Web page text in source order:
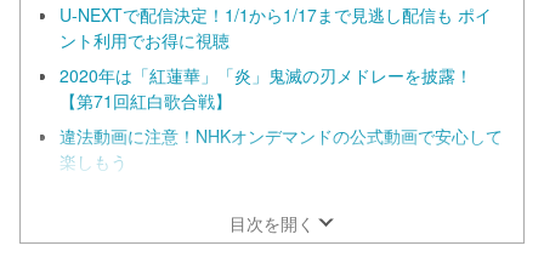
U-NEXTで配信決定！1/1から1/17まで見逃し配信も ポイ
ント利用でお得に視聴
2020年は「紅蓮華」「炎」鬼滅の刃メドレーを披露！
【第71回紅白歌合戦】
違法動画に注意！NHKオンデマンドの公式動画で安心して
楽しもう
目次を開く